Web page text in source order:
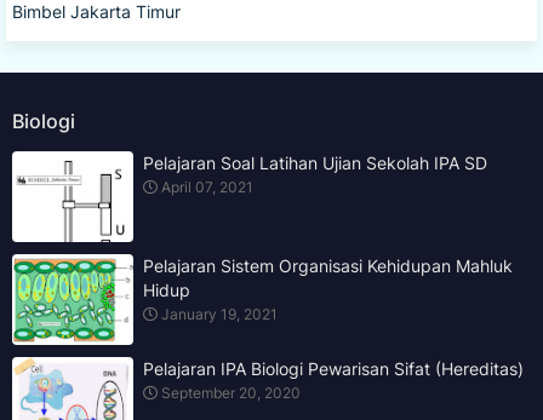
Bimbel Jakarta Timur
Biologi
Pelajaran Soal Latihan Ujian Sekolah IPA SD
April 07, 2021
Pelajaran Sistem Organisasi Kehidupan Mahluk
Hidup
January 19, 2021
Pelajaran IPA Biologi Pewarisan Sifat (Hereditas)
September 20, 2020